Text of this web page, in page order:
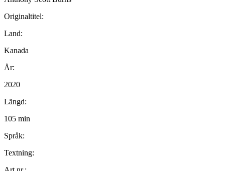
Originaltitel:
Land:
Kanada
År:
2020
Längd:
105 min
Språk:
Textning: